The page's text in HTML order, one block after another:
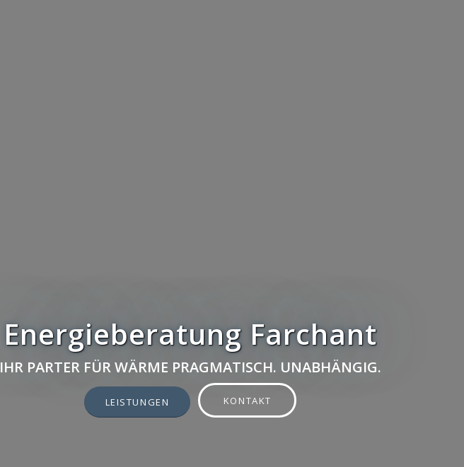
Energieberatung Farchant
IHR PARTER FÜR WÄRME PRAGMATISCH. UNABHÄNGIG.
LEISTUNGEN KONTAKT